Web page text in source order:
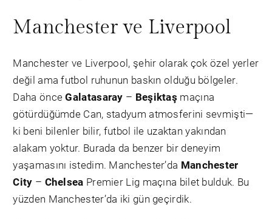
Manchester ve Liverpool
Manchester ve Liverpool, şehir olarak çok özel yerler
değil ama futbol ruhunun baskın olduğu bölgeler.
Daha önceGalatasaray – Beşiktaş maçına
götürdüğümde Can, stadyum atmosferini sevmişti—
ki beni bilenler bilir, futbol ile uzaktan yakından
alakam yoktur. Burada da benzer bir deneyim
yaşamasını istedim. Manchester’da Manchester
City – Chelsea Premier Lig maçına bilet bulduk. Bu
yüzden Manchester’da iki gün geçirdik.